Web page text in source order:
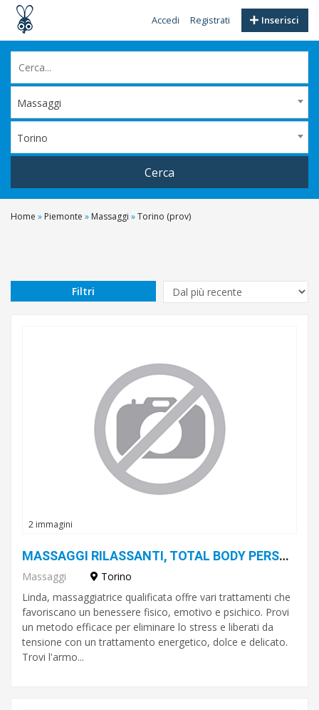
Inserisci
Accedi Registrati
Massaggi
Torino
Cerca
Home » Piemonte » Massaggi »Torino (prov)
Filtri
2 immagini
MASSAGGI RILASSANTI, TOTAL BODY PERSONALIZZATO PER ELIMINARE STRESS E TENSIONE DI CORPO.
Massaggi
Torino
Linda, massaggiatrice qualificata offre vari trattamenti che
favoriscano un benessere fisico, emotivo e psichico. Provi
un metodo efficace per eliminare lo stress e liberati da
tensione con un trattamento energetico, dolce e delicato.
Trovi l'armo...